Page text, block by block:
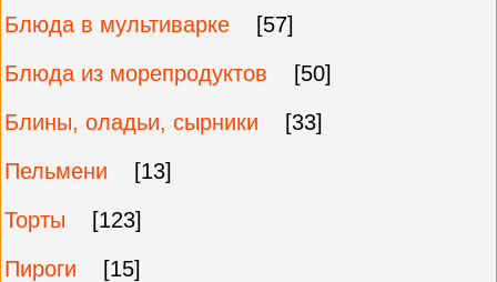
Блюда в мультиварке
[57]
Блюда из морепродуктов
[50]
Блины, оладьи, сырники
[33]
Пельмени
[13]
Торты
[123]
Пироги
[15]